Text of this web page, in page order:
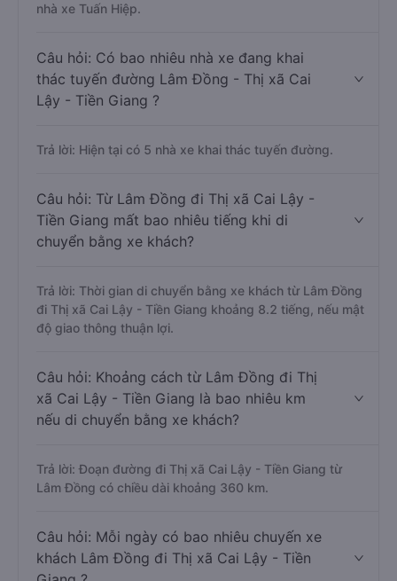
nhà xe Tuấn Hiệp.
Câu hỏi: Có bao nhiêu nhà xe đang khai
thác tuyến đường Lâm Đồng - Thị xã Cai
Lậy - Tiền Giang ?
Trả lời: Hiện tại có 5 nhà xe khai thác tuyến đường.
Câu hỏi: Từ Lâm Đồng đi Thị xã Cai Lậy -
Tiền Giang mất bao nhiêu tiếng khi di
chuyển bằng xe khách?
Trả lời: Thời gian di chuyển bằng xe khách từ Lâm Đồng
đi Thị xã Cai Lậy - Tiền Giang khoảng 8.2 tiếng, nếu mật
độ giao thông thuận lợi.
Câu hỏi: Khoảng cách từ Lâm Đồng đi Thị
xã Cai Lậy - Tiền Giang là bao nhiêu km
nếu di chuyển bằng xe khách?
Trả lời: Đoạn đường đi Thị xã Cai Lậy - Tiền Giang từ
Lâm Đồng có chiều dài khoảng 360 km.
Câu hỏi: Mỗi ngày có bao nhiêu chuyến xe
khách Lâm Đồng đi Thị xã Cai Lậy - Tiền